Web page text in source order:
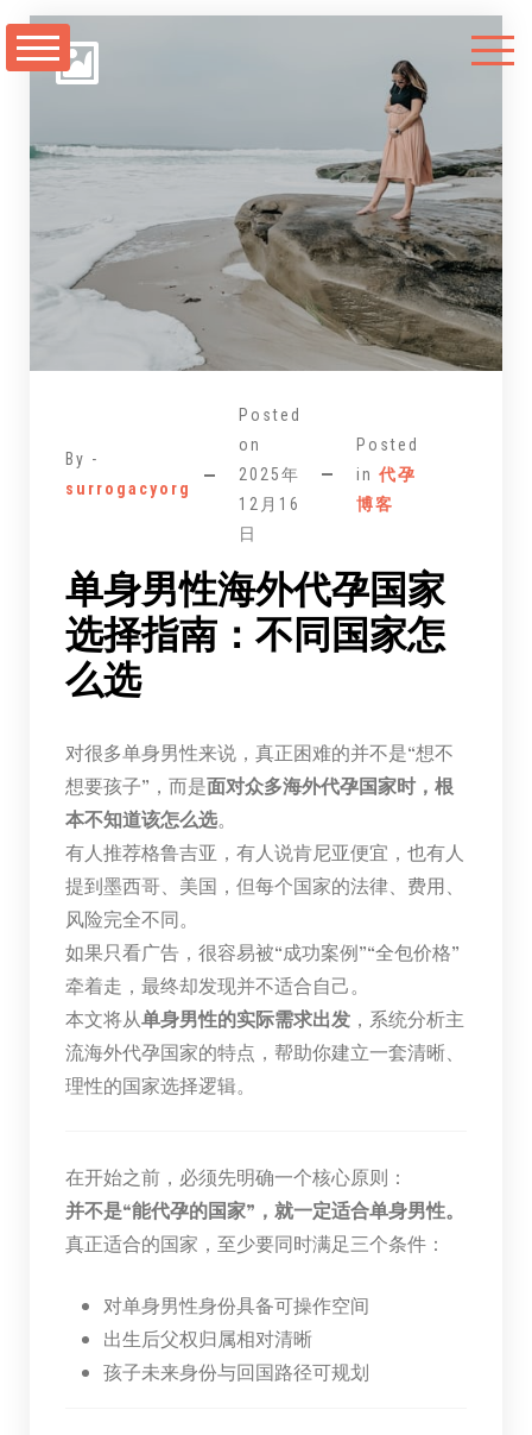
至
By -
surrogacyorg
Posted
on
2025年
12月16
日
Posted
in代孕
博客
单身男性海外代孕国家
选择指南：不同国家怎
么选
对很多单身男性来说，真正困难的并不是“想不
想要孩子”，而是面对众多海外代孕国家时，根
本不知道该怎么选。
有人推荐格鲁吉亚，有人说肯尼亚便宜，也有人
提到墨西哥、美国，但每个国家的法律、费用、
风险完全不同。
如果只看广告，很容易被“成功案例”“全包价格”
牵着走，最终却发现并不适合自己。
本文将从单身男性的实际需求出发，系统分析主
流海外代孕国家的特点，帮助你建立一套清晰、
理性的国家选择逻辑。
在开始之前，必须先明确一个核心原则：
并不是“能代孕的国家”，就一定适合单身男性。
真正适合的国家，至少要同时满足三个条件：
对单身男性身份具备可操作空间
出生后父权归属相对清晰
孩子未来身份与回国路径可规划